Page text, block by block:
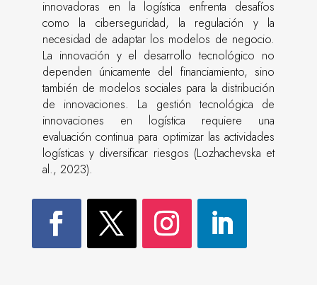
innovadoras en la logística enfrenta desafíos
como la ciberseguridad, la regulación y la
necesidad de adaptar los modelos de negocio.
La innovación y el desarrollo tecnológico no
dependen únicamente del financiamiento, sino
también de modelos sociales para la distribución
de innovaciones. La gestión tecnológica de
innovaciones en logística requiere una
evaluación continua para optimizar las actividades
logísticas y diversificar riesgos (Lozhachevska et
al., 2023).